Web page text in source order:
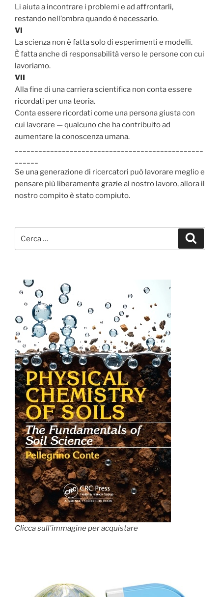
Li aiuta a incontrare i problemi e ad affrontarli,
restando nell’ombra quando è necessario.
VI
La scienza non è fatta solo di esperimenti e modelli.
È fatta anche di responsabilità verso le persone con cui
lavoriamo.
VII
Alla fine di una carriera scientifica non conta essere
ricordati per una teoria.
Conta essere ricordati come una persona giusta con
cui lavorare — qualcuno che ha contribuito ad
aumentare la conoscenza umana.
Se una generazione di ricercatori può lavorare meglio e
pensare più liberamente grazie al nostro lavoro, allora il
nostro compito è stato compiuto.
Clicca sull'immagine per acquistare